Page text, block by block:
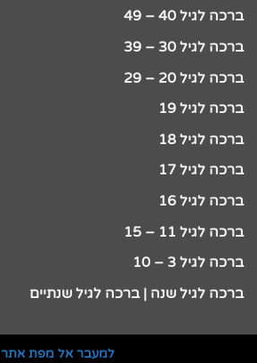
ברכה לגיל 40 – 49
ברכה לגיל 30 – 39
ברכה לגיל 20 – 29
ברכה לגיל 19
ברכה לגיל 18
ברכה לגיל 17
ברכה לגיל 16
ברכה לגיל 11 – 15
ברכה לגיל 3 – 10
ברכה לגיל שנה | ברכה לגיל שנתיים
למעבר אל מפת אתר